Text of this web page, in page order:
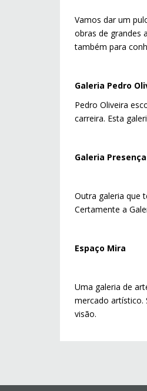
Vamos dar um
obras de grandes
também para
Galeria Pedro
Pedro Oliveira
carreira. Esta
Galeria Presença
Outra galeria que
Certamente a
Espaço Mira
Uma galeria de
mercado artístico.
visão.